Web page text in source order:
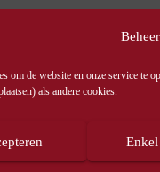
de website en onze service te
als andere cookies.